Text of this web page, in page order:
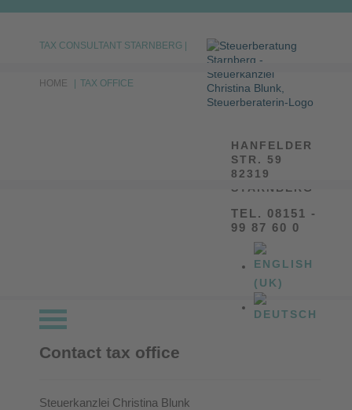
TAX CONSULTANT STARNBERG |
HOME TAX OFFICE
HANFELDER
STR. 59
82319
STARNBERG
TEL. 08151 -
99 87 60 0
Contact tax office
Steuerkanzlei Christina Blunk